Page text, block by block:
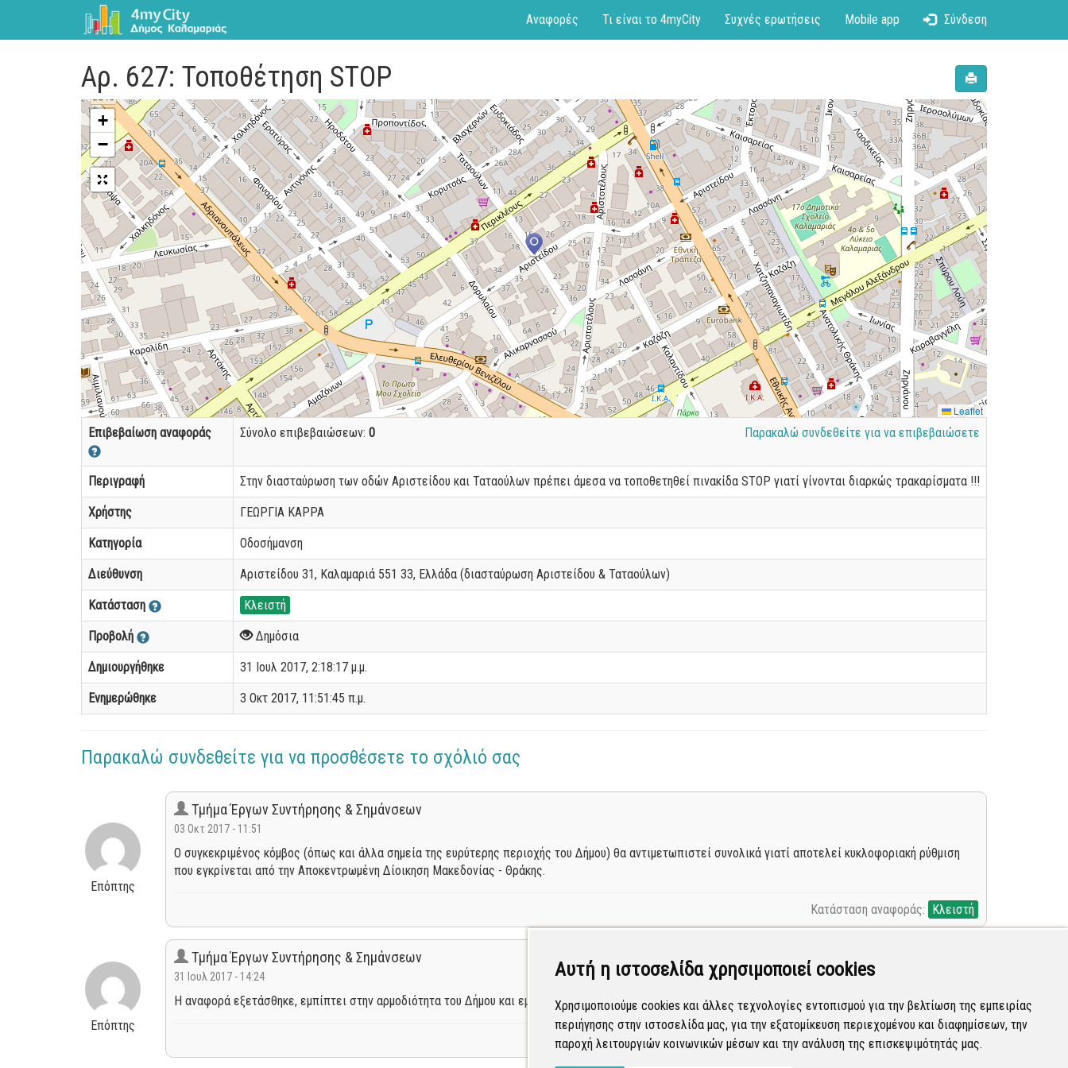
Αυτή η ιστοσελίδα χρησιμοποιεί cookies
Χρησιμοποιούμε cookies και άλλες τεχνολογίες εντοπισμού για την βελτίωση της εμπειρίας
περιήγησης στην ιστοσελίδα μας, για την εξατομίκευση περιεχομένου και διαφημίσεων, την
παροχή λειτουργιών κοινωνικών μέσων και την ανάλυση της επισκεψιμότητάς μας.
Αναφορές Τι είναι το 4myCity Συχνές ερωτήσεις Mobile app Σύνδεση
Αρ. 627: Τοποθέτηση STOP
+
−
Leaflet
Επιβεβαίωση αναφοράς Σύνολο επιβεβαιώσεων: 0 Παρακαλώ συνδεθείτε για να επιβεβαιώσετε
Περιγραφή Στην διασταύρωση των οδών Αριστείδου και Ταταούλων πρέπει άμεσα να τοποθετηθεί πινακίδα STOP γιατί γίνονται διαρκώς τρακαρίσματα !!!
Χρήστης ΓΕΩΡΓΙΑ ΚΑΡΡΑ
Κατηγορία Οδοσήμανση
Διεύθυνση Αριστείδου 31, Καλαμαριά 551 33, Ελλάδα (διασταύρωση Αριστείδου & Ταταούλων)
Κατάσταση Κλειστή
Προβολή Δημόσια
Δημιουργήθηκε 31 Ιουλ 2017, 2:18:17 μ.μ.
Ενημερώθηκε 3 Οκτ 2017, 11:51:45 π.μ.
Παρακαλώ συνδεθείτε για να προσθέσετε το σχόλιό σας
Επόπτης
Τμήμα Έργων Συντήρησης & Σημάνσεων
03 Οκτ 2017 - 11:51
Ο συγκεκριμένος κόμβος (όπως και άλλα σημεία της ευρύτερης περιοχής του Δήμου) θα αντιμετωπιστεί συνολικά γιατί αποτελεί κυκλοφοριακή ρύθμιση
που εγκρίνεται από την Αποκεντρωμένη Δίοικηση Μακεδονίας - Θράκης.
Κατάσταση αναφοράς: Κλειστή
Επόπτης
Τμήμα Έργων Συντήρησης & Σημάνσεων
31 Ιουλ 2017 - 14:24
Η αναφορά εξετάσθηκε, εμπίπτει στην αρμοδιότητα του Δήμου και εμφανίζεται πλέον δημόσια.
Κατάσταση αναφοράς: Νέα